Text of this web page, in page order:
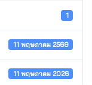
1
11 พฤษภาคม 2569
11 พฤษภาคม 2026